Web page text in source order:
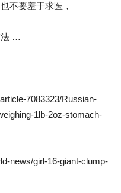
不要羞于求医，
法 …
7083323/Russian-
1lb-2oz-stomach-
news/girl-16-giant-clump-